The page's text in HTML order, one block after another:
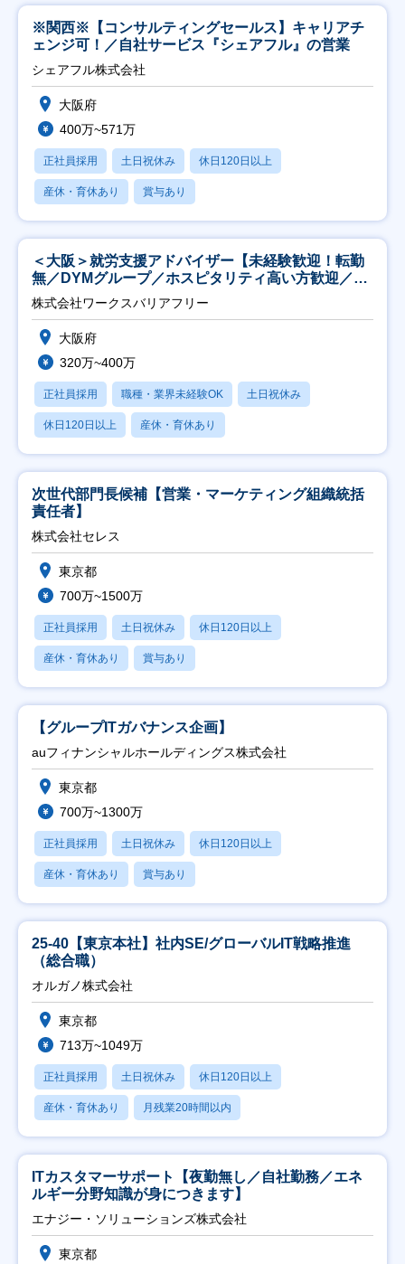
※関西※【コンサルティングセールス】キャリアチ
ェンジ可！／自社サービス『シェアフル』の営業
シェアフル株式会社
大阪府
400万~571万
正社員採用 土日祝休み 休日120日以上
産休・育休あり 賞与あり
＜大阪＞就労支援アドバイザー【未経験歓迎！転勤
無／DYMグループ／ホスピタリティ高い方歓迎／土
日祝】
株式会社ワークスバリアフリー
大阪府
320万~400万
正社員採用 職種・業界未経験OK 土日祝休み
休日120日以上 産休・育休あり
次世代部門長候補【営業・マーケティング組織統括
責任者】
株式会社セレス
東京都
700万~1500万
正社員採用 土日祝休み 休日120日以上
産休・育休あり 賞与あり
【グループITガバナンス企画】
auフィナンシャルホールディングス株式会社
東京都
700万~1300万
正社員採用 土日祝休み 休日120日以上
産休・育休あり 賞与あり
25-40【東京本社】社内SE/グローバルIT戦略推進
（総合職）
オルガノ株式会社
東京都
713万~1049万
正社員採用 土日祝休み 休日120日以上
産休・育休あり 月残業20時間以内
ITカスタマーサポート【夜勤無し／自社勤務／エネ
ルギー分野知識が身につきます】
エナジー・ソリューションズ株式会社
東京都